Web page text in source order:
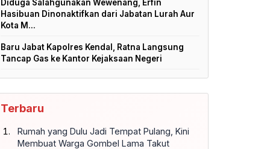
Diduga Salahgunakan Wewenang, Erfin
Hasibuan Dinonaktifkan dari Jabatan Lurah Aur
Kota M...
Baru Jabat Kapolres Kendal, Ratna Langsung
Tancap Gas ke Kantor Kejaksaan Negeri
Terbaru
Rumah yang Dulu Jadi Tempat Pulang, Kini
Membuat Warga Gombel Lama Takut